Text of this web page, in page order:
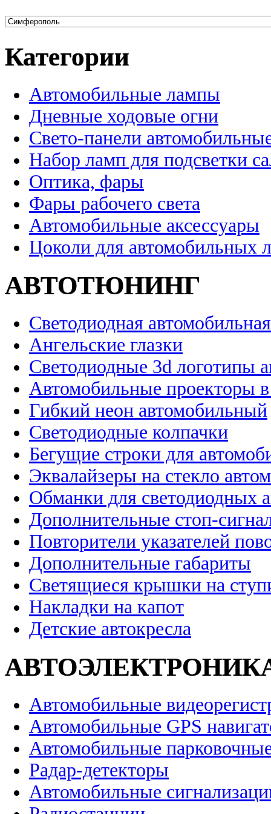
Категории
Автомобильные лампы
Дневные ходовые огни
Свето-панели
Набор ламп для подсветки
Оптика, фары
Фары рабочего света
Автомобильные аксессуары
Цоколи для автомобильных
АВТОТЮНИНГ
Светодиодная
Ангельские глазки
Светодиодные 3d логотипы
Автомобильные проекторы
Гибкий неон автомобильный
Светодиодные колпачки
Бегущие строки для
Эквалайзеры на стекло
Обманки для светодиодных
Дополнительные стоп-
Повторители указателей
Дополнительные габариты
Светящиеся крышки на
Накладки на капот
Детские автокресла
Автомобильные
Автомобильные GPS
Автомобильные
Радар-детекторы
Автомобильные